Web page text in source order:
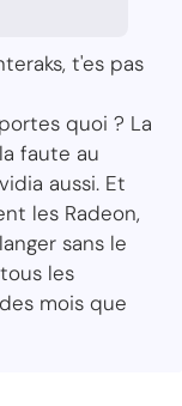
t'es pas
quoi ? La
faute au
aussi. Et
les Radeon,
sans le
les
mois que